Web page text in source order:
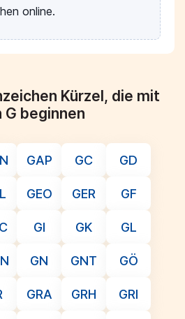
online.
Kürzel, die mit
beginnen
GAP GC GD
GEO GER GF
GI GK GL
GN GNT GÖ
GRA GRH GRI